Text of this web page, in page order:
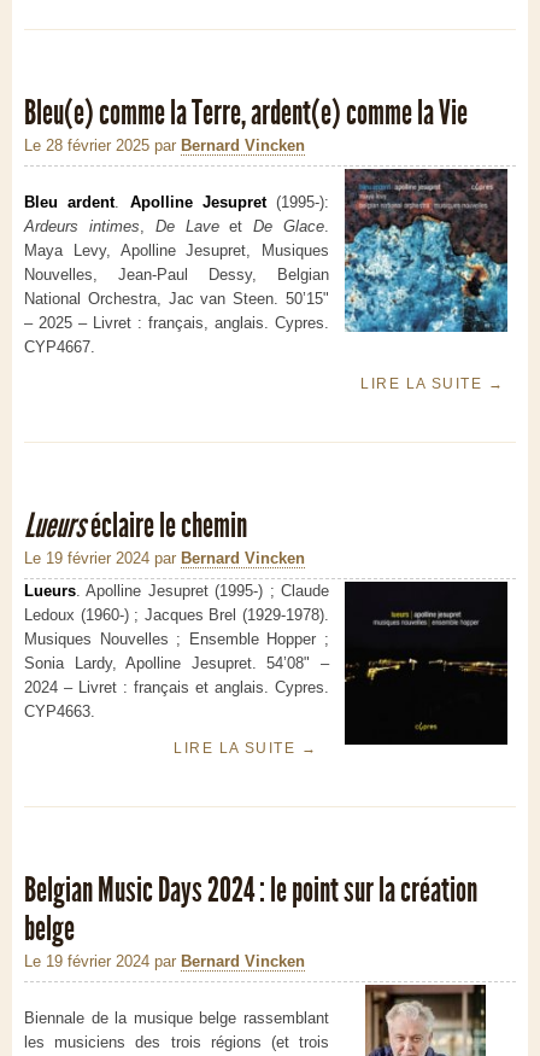
Bleu(e) comme la Terre, ardent(e) comme la Vie
Le 28 février 2025 par Bernard Vincken
Bleu ardent. Apolline Jesupret(1995-):
Ardeurs intimes, De LaveetDe Glace.
Maya Levy, Apolline Jesupret, Musiques
Nouvelles, Jean-Paul Dessy, Belgian
National Orchestra, Jac van Steen. 50’15"
– 2025 – Livret : français, anglais. Cypres.
CYP4667.
LIRE LA SUITE →
Lueurséclaire le chemin
Le 19 février 2024 par Bernard Vincken
Lueurs. Apolline Jesupret (1995-) ; Claude
Ledoux (1960-) ; Jacques Brel (1929-1978).
Musiques Nouvelles ; Ensemble Hopper ;
Sonia Lardy, Apolline Jesupret. 54’08" –
2024 – Livret : français et anglais. Cypres.
CYP4663.
LIRE LA SUITE →
Belgian Music Days 2024 : le point sur la création
belge
Le 19 février 2024 par Bernard Vincken
Biennale de la musique belge rassemblant
les musiciens des trois régions (et trois